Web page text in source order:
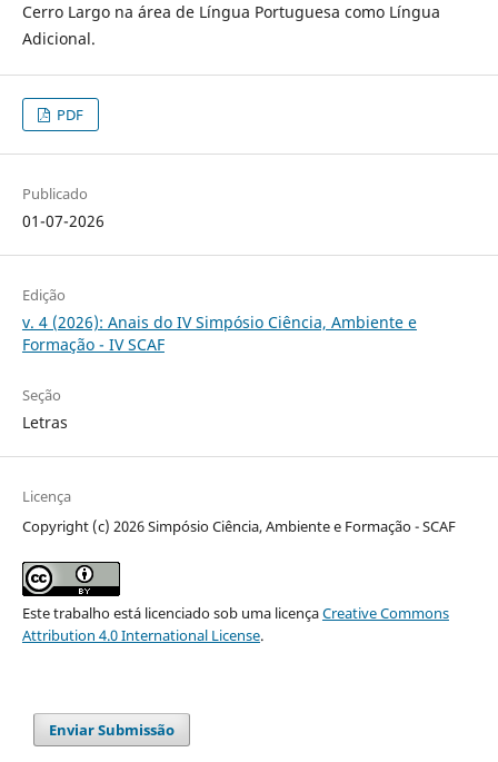
Cerro Largo na área de Língua Portuguesa como Língua
Adicional.
PDF
Publicado
01-07-2026
Edição
v. 4 (2026): Anais do IV Simpósio Ciência, Ambiente e
Formação - IV SCAF
Seção
Letras
Licença
Copyright (c) 2026 Simpósio Ciência, Ambiente e Formação - SCAF
Este trabalho está licenciado sob uma licençaCreative Commons
Attribution 4.0 International License.
Enviar Submissão